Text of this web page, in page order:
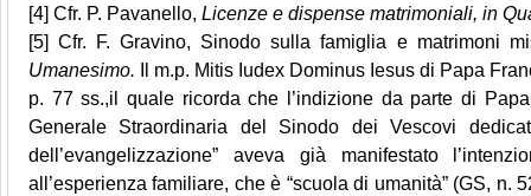
[4] Cfr. P. Pavanello, Licenze e dispense matrimoniali, in
[5] Cfr. F. Gravino, Sinodo sulla famiglia e matrimoni
Umanesimo.
Il m.p. Mitis Iudex Dominus Iesus di Papa
p. 77 ss.,il quale ricorda che l’indizione da parte di
Generale Straordinaria del Sinodo dei Vescovi
dell’evangelizzazione” aveva già manifestato
all’esperienza familiare, che è “scuola di umanità” (GS,